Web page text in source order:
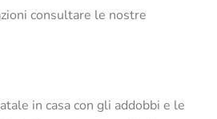
consultare le nostre
in casa con gli addobbi e le